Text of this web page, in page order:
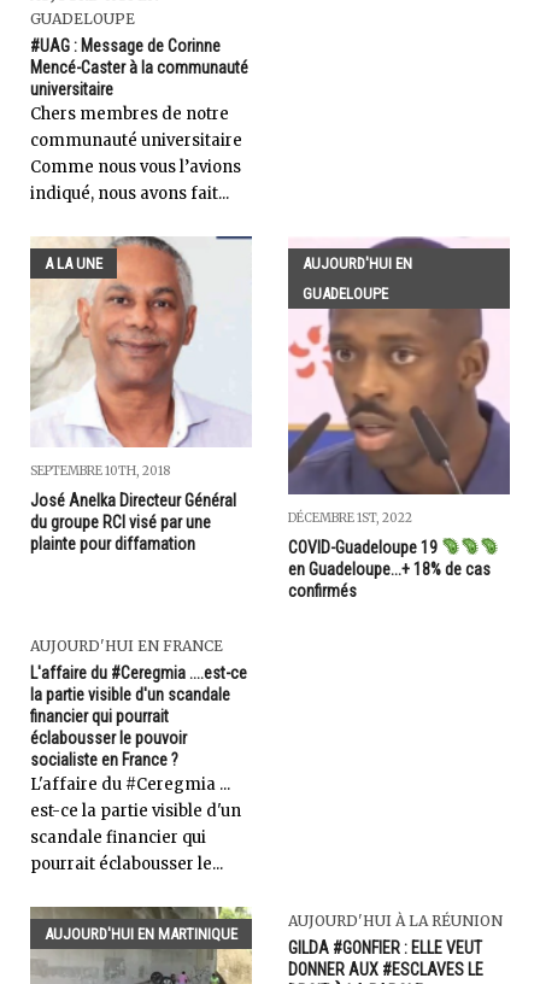
GUADELOUPE
#UAG : Message de Corinne
Mencé-Caster à la communauté
universitaire
Chers membres de notre
communauté universitaire
Comme nous vous l’avions
indiqué, nous avons fait...
A LA UNE
SEPTEMBRE 10TH, 2018
José Anelka Directeur Général
du groupe RCI visé par une
plainte pour diffamation
AUJOURD'HUI EN
GUADELOUPE
DÉCEMBRE 1ST, 2022
COVID-Guadeloupe 19
en Guadeloupe...+ 18% de cas
confirmés
AUJOURD'HUI EN FRANCE
L'affaire du #Ceregmia ....est-ce
la partie visible d'un scandale
financier qui pourrait
éclabousser le pouvoir
socialiste en France ?
L'affaire du #Ceregmia ...
est-ce la partie visible d'un
scandale financier qui
pourrait éclabousser le...
AUJOURD'HUI EN MARTINIQUE
AUJOURD'HUI À LA RÉUNION
GILDA #GONFIER : ELLE VEUT
DONNER AUX #ESCLAVES LE